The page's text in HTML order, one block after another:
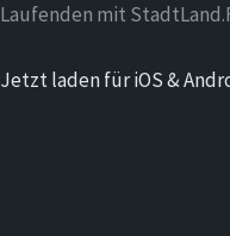
Laufenden mit
Jetzt laden für iOS &